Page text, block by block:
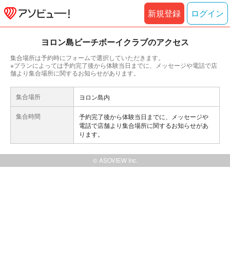
新規登録 ログイン
ヨロン島ビーチボーイクラブのアクセス
集合場所は予約時にフォームで選択していただきます。
※プランによっては予約完了後から体験当日までに、メッセージや電話で店
舗より集合場所に関するお知らせがあります。
集合場所 ヨロン島内
集合時間
予約完了後から体験当日までに、メッセージや
電話で店舗より集合場所に関するお知らせがあ
ります。
© ASOVIEW Inc.